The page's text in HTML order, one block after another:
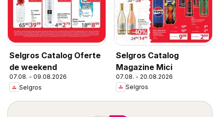
Selgros Catalog Oferte
de weekend
07.08. - 09.08.2026
Selgros
Selgros Catalog
Magazine Mici
07.08. - 20.08.2026
Selgros